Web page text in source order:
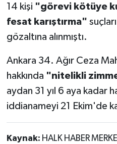
14 kişi "görevi kötüye
fesat karıştırma"
gözaltına alınmıştı.
Ankara 34. Ağır Ceza
hakkında "nitelikli
aydan 31 yıl 6 aya kadar
iddianameyi 21 Ekim'de
Kaynak: HALK HABER